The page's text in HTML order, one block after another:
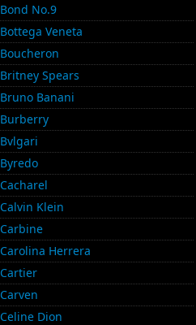
Bond No.9
Bottega Veneta
Boucheron
Britney Spears
Bruno Banani
Burberry
Bvlgari
Byredo
Cacharel
Calvin Klein
Carbine
Carolina Herrera
Cartier
Carven
Celine Dion